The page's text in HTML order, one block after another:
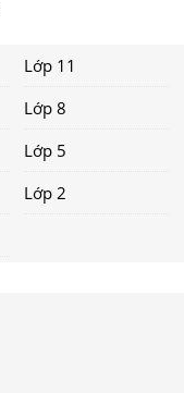
Lớp 11
Lớp 8
Lớp 5
Lớp 2